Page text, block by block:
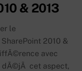
& 2013
le
2010 &
avec
dÃ©jÃ cet aspect,